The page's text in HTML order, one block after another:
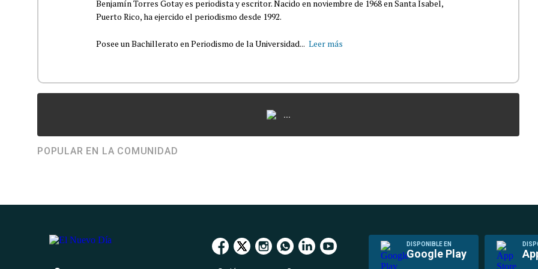
Benjamín Torres Gotay es periodista y escritor. Nacido en noviembre de 1968 en Santa Isabel,
Puerto Rico, ha ejercido el periodismo desde 1992.
Posee un Bachillerato en Periodismo de la Universidad... Leer más
...
POPULAR EN LA COMUNIDAD
DISPONIBLE EN
Google Play